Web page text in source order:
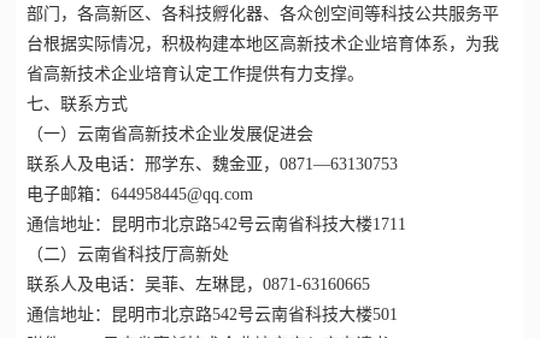
部门，各高新区、各科技孵化器、各众创空间等科技公共服务平
台根据实际情况，积极构建本地区高新技术企业培育体系，为我
省高新技术企业培育认定工作提供有力支撑。
七、联系方式
（一）云南省高新技术企业发展促进会
联系人及电话：邢学东、魏金亚，0871—63130753
电子邮箱：644958445@qq.com
通信地址：昆明市北京路542号云南省科技大楼1711
（二）云南省科技厅高新处
联系人及电话：吴菲、左琳昆，0871-63160665
通信地址：昆明市北京路542号云南省科技大楼501